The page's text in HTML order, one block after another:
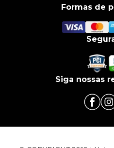
Formas de
Siga nossas